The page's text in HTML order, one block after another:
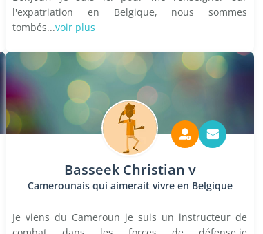
l'expatriation en Belgique, nous sommes
tombés...voir plus
Basseek Christian v
Camerounais qui aimerait vivre en Belgique
Je viens du Cameroun je suis un instructeur de